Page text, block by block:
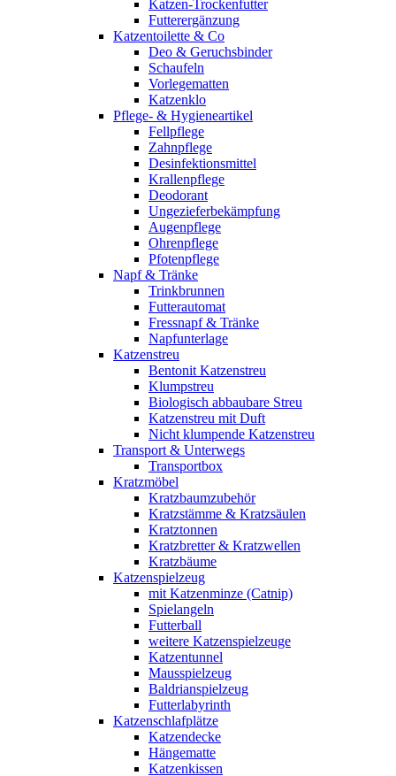
Katzen-Trockenfutter
Futterergänzung
Katzentoilette & Co
Deo & Geruchsbinder
Schaufeln
Vorlegematten
Katzenklo
Pflege- & Hygieneartikel
Fellpflege
Zahnpflege
Desinfektionsmittel
Krallenpflege
Deodorant
Ungezieferbekämpfung
Augenpflege
Ohrenpflege
Pfotenpflege
Napf & Tränke
Trinkbrunnen
Futterautomat
Fressnapf & Tränke
Napfunterlage
Katzenstreu
Bentonit Katzenstreu
Klumpstreu
Biologisch abbaubare Streu
Katzenstreu mit Duft
Nicht klumpende Katzenstreu
Transport & Unterwegs
Transportbox
Kratzmöbel
Kratzbaumzubehör
Kratzstämme & Kratzsäulen
Kratztonnen
Kratzbretter & Kratzwellen
Kratzbäume
Katzenspielzeug
mit Katzenminze (Catnip)
Spielangeln
Futterball
weitere Katzenspielzeuge
Katzentunnel
Mausspielzeug
Baldrianspielzeug
Futterlabyrinth
Katzenschlafplätze
Katzendecke
Hängematte
Katzenkissen